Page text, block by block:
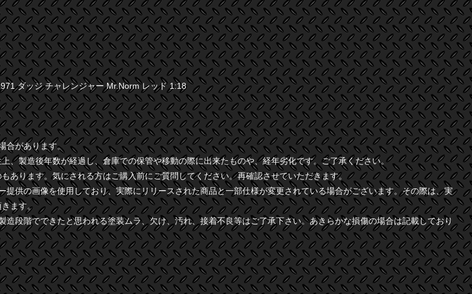
ダッジ チャレンジャー Mr.Norm レッド 1:18
合があります。
、製造後年数が経過し、倉庫での保管や移動の際に出来たものや、経年劣化です。ご了承ください。
あります。気にされる方はご購入前にご質問してください。再確認させていただきます。
提供の画像を使用しており、実際にリリースされた商品と一部仕様が変更されている場合がございます。その際は、実
ます。
造段階でできたと思われる塗装ムラ、欠け、汚れ、接着不良等はご了承下さい。あきらかな損傷の場合は記載しており